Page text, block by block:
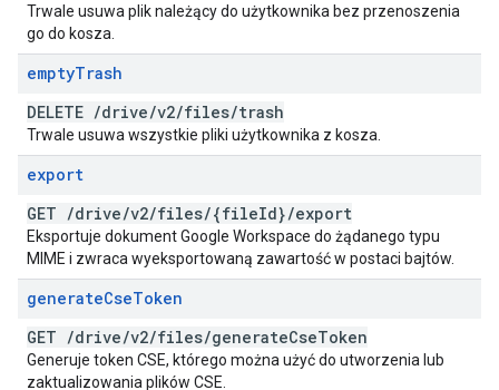
Trwale usuwa plik należący do użytkownika bez przenoszenia
go do kosza.
emptyTrash
DELETE /drive/v2/files/trash
Trwale usuwa wszystkie pliki użytkownika z kosza.
export
GET /drive/v2/files/{fileId}/export
Eksportuje dokument Google Workspace do żądanego typu
MIME i zwraca wyeksportowaną zawartość w postaci bajtów.
generateCseToken
GET /drive/v2/files/generateCseToken
Generuje token CSE, którego można użyć do utworzenia lub
zaktualizowania plików CSE.